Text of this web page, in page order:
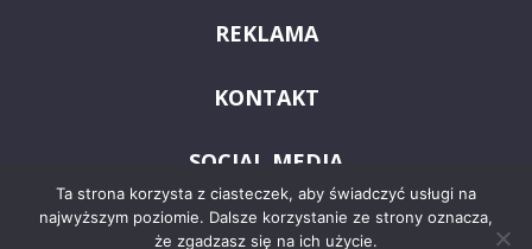
REKLAMA
KONTAKT
SOCIAL MEDIA
Ta strona korzysta z ciasteczek, aby świadczyć usługi na
najwyższym poziomie. Dalsze korzystanie ze strony oznacza,
że zgadzasz się na ich użycie.